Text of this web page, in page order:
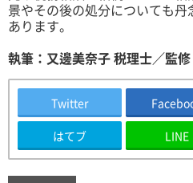
景やその後の処分についても
あります。
執筆：又邊美奈子 税理士／監
Twitter
はてブ LINE